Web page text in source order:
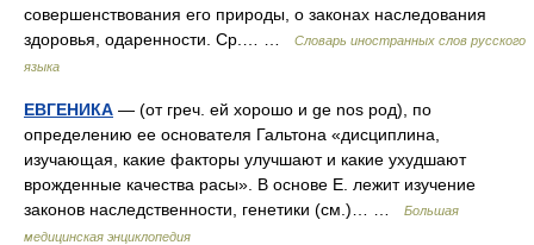
совершенствования его природы, о законах наследования
здоровья, одаренности. Ср.… …
Словарь иностранных слов русского
языка
ЕВГЕНИКА — (от греч. ей хорошо и ge nos род), по
определению ее основателя Гальтона «дисциплина,
изучающая, какие факторы улучшают и какие ухудшают
врожденные качества расы». В основе Е. лежит изучение
законов наследственности, генетики (см.)… …
Большая
медицинская энциклопедия